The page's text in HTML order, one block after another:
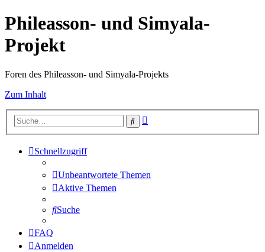
Phileasson- und Simyala-
Projekt
Foren des Phileasson- und Simyala-Projekts
Zum Inhalt
Suche
Schnellzugriff
Unbeantwortete Themen
Aktive Themen
Suche
FAQ
Anmelden